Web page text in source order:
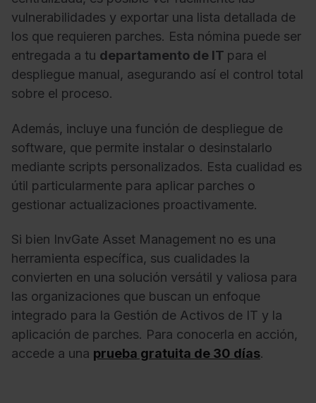
vulnerabilidades y exportar una lista detallada de
los que requieren parches. Esta nómina puede ser
entregada a tu departamento de IT para el
despliegue manual, asegurando así el control total
sobre el proceso.
Además, incluye una función de despliegue de
software, que permite instalar o desinstalarlo
mediante scripts personalizados. Esta cualidad es
útil particularmente para aplicar parches o
gestionar actualizaciones proactivamente.
Si bien InvGate Asset Management no es una
herramienta específica, sus cualidades la
convierten en una solución versátil y valiosa para
las organizaciones que buscan un enfoque
integrado para la Gestión de Activos de IT y la
aplicación de parches. Para conocerla en acción,
accede a una prueba gratuita de 30 días.